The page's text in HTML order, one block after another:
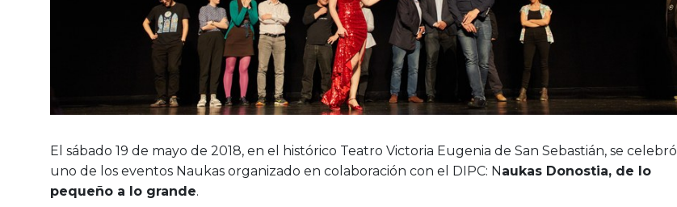
El sábado 19 de mayo de 2018, en el histórico Teatro Victoria Eugenia de San Sebastián, se celebró
uno de los eventos Naukas organizado en colaboración con el DIPC: Naukas Donostia, de lo
pequeño a lo grande.